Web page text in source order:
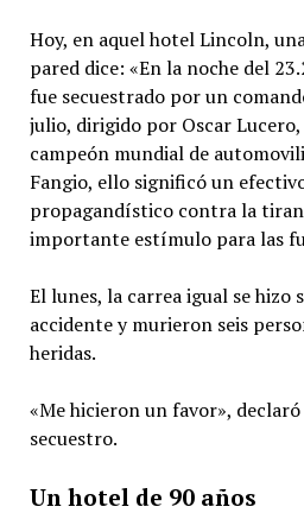
Hoy, en aquel hotel Lincoln,
pared dice: «En la noche del
fue secuestrado por un
julio, dirigido por Oscar Lucero,
campeón mundial de
Fangio, ello significó un
propagandístico contra la
importante estímulo para las
El lunes, la carrea igual se hizo
accidente y murieron seis
heridas.
«Me hicieron un favor»,
secuestro.
Un hotel de 90 años